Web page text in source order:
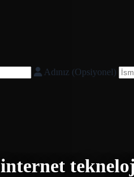
Adınız (Opsiyonel)
internet